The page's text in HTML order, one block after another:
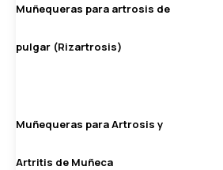
Muñequeras para artrosis de
pulgar (Rizartrosis)
Muñequeras para Artrosis y
Artritis de Muñeca